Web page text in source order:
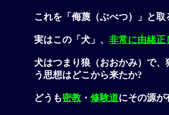
これを「侮蔑（ぶべつ）」と
実はこの「犬」、 非常に由緒正
犬はつまり狼（おおかみ）で、
う思想はどこから来たか?
どうも密教 ・ 修験道にその源が